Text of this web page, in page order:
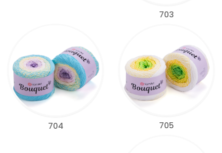
703
704 705